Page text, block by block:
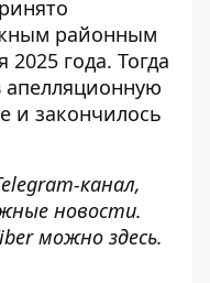
районным
года. Тогда
и закончилось
канал,
новости.
можно здесь.